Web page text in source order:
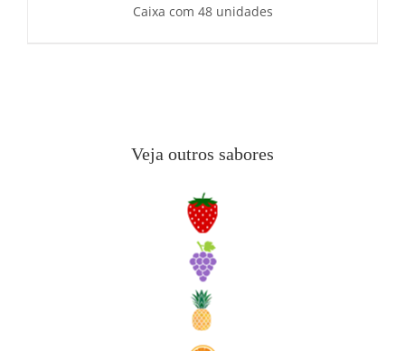
Caixa com 48 unidades
Veja outros sabores